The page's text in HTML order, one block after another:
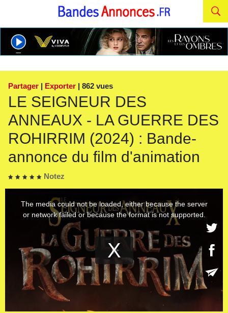
Partager | Exporter | 862 vues
LE SEIGNEUR DES
ANNEAUX - LA GUERRE DES
ROHIRRIM (2024) : Bande-
annonce du film d'animation
Notez